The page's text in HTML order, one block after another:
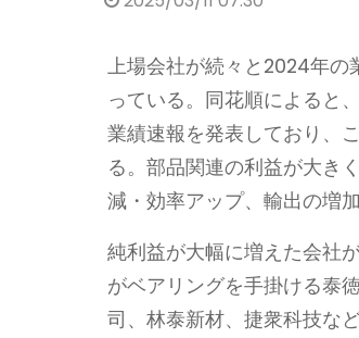
上場会社が続々と2024年の
っている。同花順によると
業績速報を発表しており、
る。部品関連の利益が大き
減・効率アップ、輸出の増
純利益が大幅に増えた会社
がベアリングを手掛ける泰
司、林泰新材、捷衆科技な